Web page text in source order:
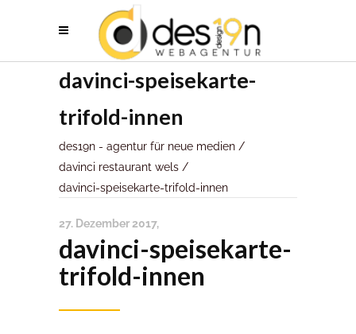
davinci-speisekarte-
trifold-innen
des19n - agentur für neue medien /
davinci restaurant wels /
davinci-speisekarte-trifold-innen
27. Dezember 2017
davinci-speisekarte-
trifold-innen